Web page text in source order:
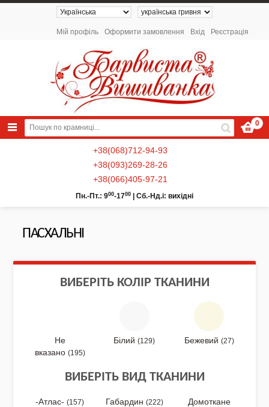
Мій профіль Оформити замовлення Вхід Реєстрація
0
+38(068)712-94-93
+38(093)269-28-26
+38(066)405-97-21
Пн.-Пт.: 900-1700 Сб.-Нд.і: вихідні
NEW 2026 - Колекція «Українські
NEW - Колекція «Шедеври української
ПАСХАЛЬНІ
ВИБЕРІТЬ КОЛІР ТКАНИНИ
Не
вказано (195)
Білий(129) Бежевий (27)
ВИБЕРІТЬ ВИД ТКАНИНИ
-Атлас-(157) Габардин (222)
Домоткане